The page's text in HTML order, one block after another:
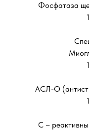
Фосфатаза
АСЛ-О
С –